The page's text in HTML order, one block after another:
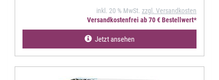
inkl. 20 % MwSt. zzgl. Versandkosten
Versandkostenfrei ab 70 € Bestellwert*
Jetzt ansehen